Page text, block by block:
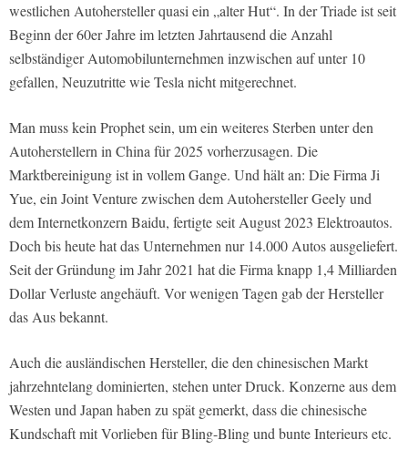
westlichen Autohersteller quasi ein „alter Hut“. In der Triade ist seit
Beginn der 60er Jahre im letzten Jahrtausend die Anzahl
selbständiger Automobilunternehmen inzwischen auf unter 10
gefallen, Neuzutritte wie Tesla nicht mitgerechnet.
Man muss kein Prophet sein, um ein weiteres Sterben unter den
Autoherstellern in China für 2025 vorherzusagen. Die
Marktbereinigung ist in vollem Gange. Und hält an: Die Firma Ji
Yue, ein Joint Venture zwischen dem Autohersteller Geely und
dem Internetkonzern Baidu, fertigte seit August 2023 Elektroautos.
Doch bis heute hat das Unternehmen nur 14.000 Autos ausgeliefert.
Seit der Gründung im Jahr 2021 hat die Firma knapp 1,4 Milliarden
Dollar Verluste angehäuft. Vor wenigen Tagen gab der Hersteller
das Aus bekannt.
Auch die ausländischen Hersteller, die den chinesischen Markt
jahrzehntelang dominierten, stehen unter Druck. Konzerne aus dem
Westen und Japan haben zu spät gemerkt, dass die chinesische
Kundschaft mit Vorlieben für Bling-Bling und bunte Interieurs etc.